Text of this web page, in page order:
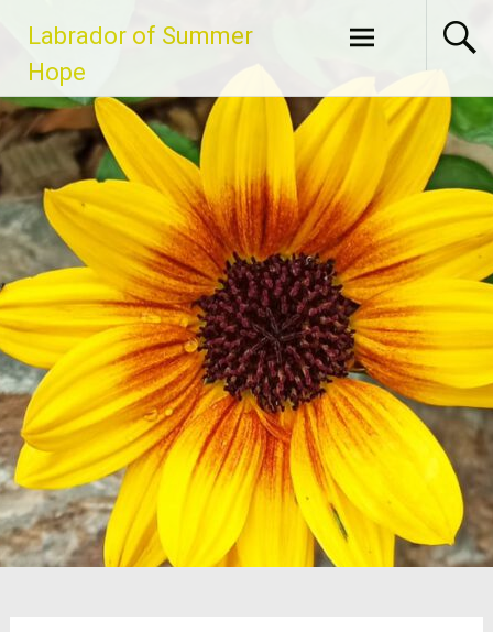
Inhalt
springen
Labrador of Summer
Hope